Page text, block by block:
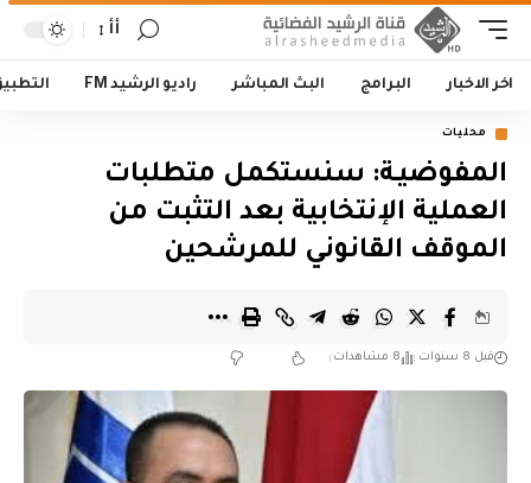
أأ
اخر الاخبار البرامج البث المباشر راديو الرشيد FM
محليات
المفوضيـة: سنستكمل متطلبات
العملية الإنتخابية بعد التثبت من
الموقف القانوني للمرشحين
قبل 8 سنوات 8 مشاهدات